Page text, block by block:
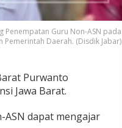
Penempatan Guru Non-ASN pada
Pemerintah Daerah. (Disdik Jabar)
Purwanto
Jawa Barat.
dapat mengajar